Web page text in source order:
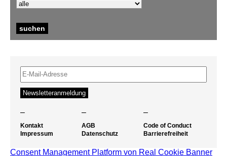
– – –
Kontakt
Impressum
AGB
Datenschutz
Code of Conduct
Barrierefreiheit
Consent Management Platform von Real Cookie Banner